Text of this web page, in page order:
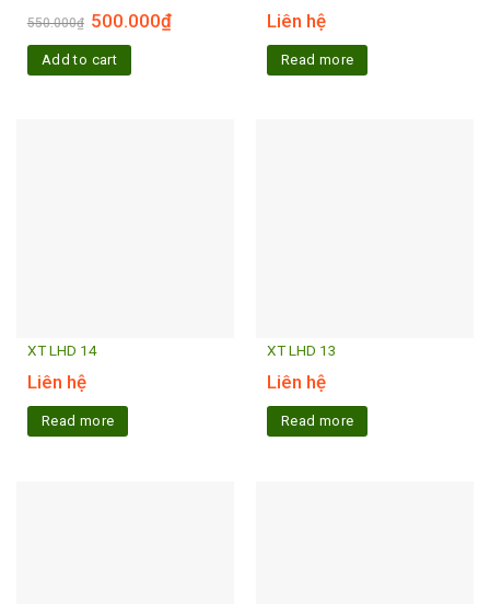
550.000₫ 500.000₫
Add to cart
Liên hệ
Read more
XT LHD 14
Liên hệ
Read more
XT LHD 13
Liên hệ
Read more